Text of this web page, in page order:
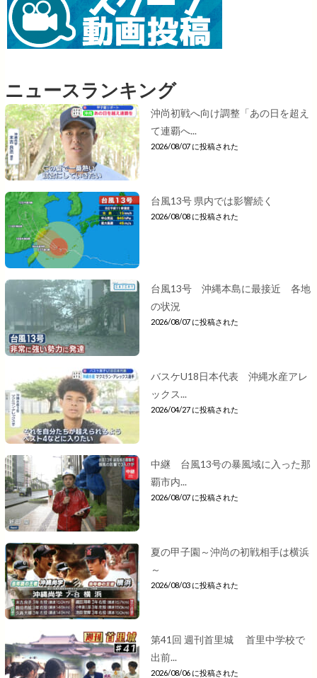
ニュースランキング
沖尚初戦へ向け調整「あの日を超え
て連覇へ...
2026/08/07 に投稿された
台風13号 県内では影響続く
2026/08/08 に投稿された
台風13号 沖縄本島に最接近 各地
の状況
2026/08/07 に投稿された
バスケU18日本代表 沖縄水産アレ
ックス...
2026/04/27 に投稿された
中継 台風13号の暴風域に入った那
覇市内...
2026/08/07 に投稿された
夏の甲子園～沖尚の初戦相手は横浜
～
2026/08/03 に投稿された
第41回 週刊首里城 首里中学校で
出前...
2026/08/06 に投稿された